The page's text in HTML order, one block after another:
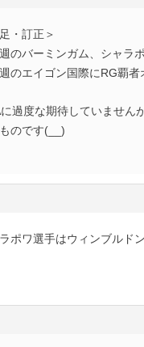
・訂正＞
のバーミンガム、シャラ
のエイゴン国際にRG覇者
過度な期待していません
のです(__)
ポワ選手はウィンブルド